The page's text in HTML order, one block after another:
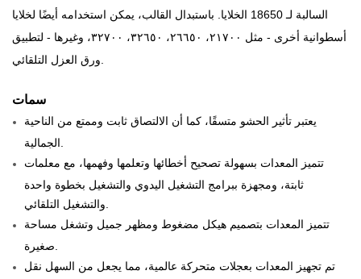
السالبة لـ 18650
الخلايا. باستبدال القالب، يمكن استخدامه أيضًا لخلايا
أسطوانية أخرى - مثل ٢١٧٠٠، ٢٦٦٥٠، ٣٢٦٥٠، ٣٢٧٠٠، وغيرها - لتطبيق
سمات
يعتبر تأثير الحشو متسقًا، كما أن الالتصاق ثابت وممتع من الناحية
تتميز المعدات بسهولة تصحيح أخطائها وتعلمها وفهمها، مع معلمات
ثابتة، ومجهزة ببرامج التشغيل اليدوي والتشغيل بخطوة واحدة
تتميز المعدات بتصميم هيكل مضغوط ومظهر جميل وتشغل مساحة
تم تجهيز المعدات بعجلات متحركة عالمية، مما يجعل من السهل نقل